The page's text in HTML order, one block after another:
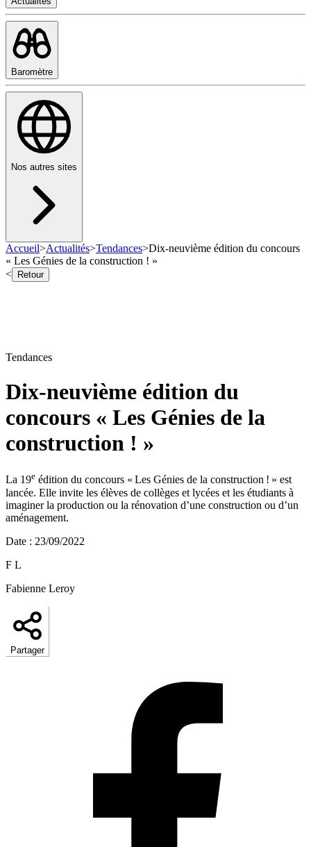
Baromètre
Nos autres sites
Accueil>Actualités>Tendances>Dix-neuvième édition du concours
« Les Génies de la construction ! »
<
Retour
Tendances
Dix-neuvième édition du
concours « Les Génies de la
construction ! »
La 19e édition du concours « Les Génies de la construction ! » est
lancée. Elle invite les élèves de collèges et lycées et les étudiants à
imaginer la production ou la rénovation d’une construction ou d’un
aménagement.
Date : 23/09/2022
F L
Fabienne Leroy
Partager